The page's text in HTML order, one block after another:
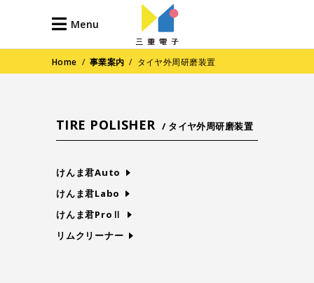
Menu
Home / 事業案内 / タイヤ外周研磨装置
TIRE POLISHER / タイヤ外周研磨装置
けんま君Auto
けんま君Labo
けんま君ProⅡ
リムクリーナー